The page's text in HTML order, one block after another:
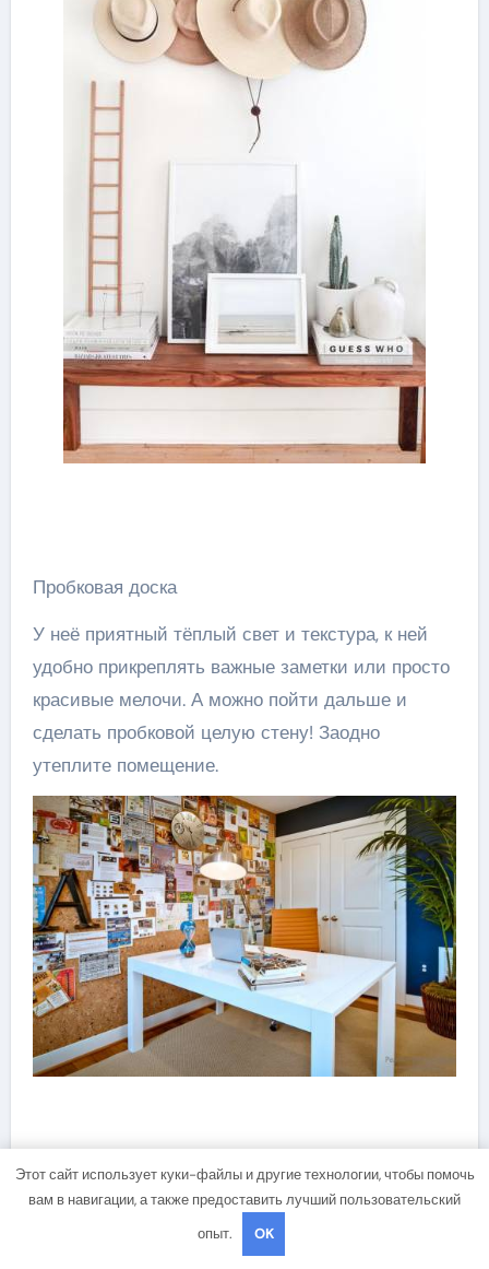
Пробковая доска
У неё приятный тёплый свет и текстура, к ней
удобно прикреплять важные заметки или просто
красивые мелочи. А можно пойти дальше и
сделать пробковой целую стену! Заодно
утеплите помещение.
Композиция из тарелок
Этот сайт использует куки-файлы и другие технологии, чтобы помочь
вам в навигации, а также предоставить лучший пользовательский
опыт.
OK